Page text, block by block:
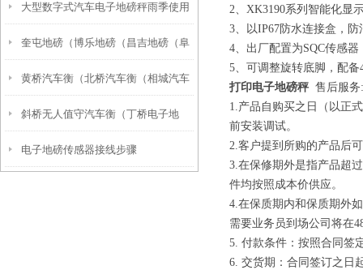
大型数字式汽车电子地磅秤雨季使用
注意事项
奎屯地磅（博乐地磅（昌吉地磅（阜
康地磅）库尔勒地磅）阿图什地磅维
修
黄桥汽车衡（北桥汽车衡（相城汽车
衡）元和汽车衡）太平汽车衡维修
斜桥无人值守汽车衡（丁桥电子地
磅）袁花电子汽车衡维修
电子地磅传感器接线步骤
2、XK3190系列智能化显
3、以IP67防水连接盒，
4、出厂配置为SQC传感
5、可调整旋转底脚，配
打印电子地磅秤 售后服务:
1.产品自购买之日（以正
前安装调试。
2.客户提到所购的产品后
3.在保修期外是指产品超
件均按照成本价供应。
4.在保质期内和保质期外
需要业务员到场公司将在
5. 付款条件：按照合同签
6. 交货期：合同签订之日